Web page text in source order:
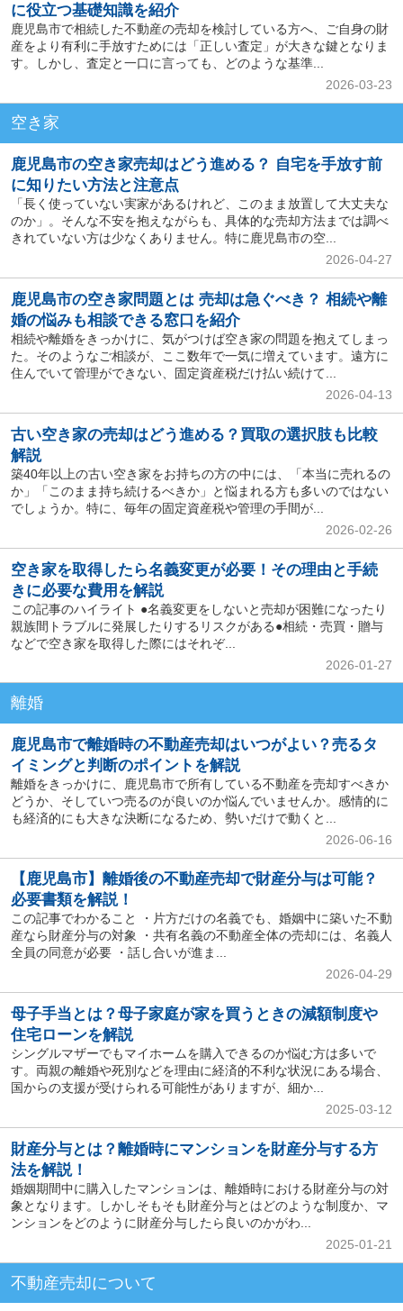
に役立つ基礎知識を紹介
鹿児島市で相続した不動産の売却を検討している方へ、ご自身の財
産をより有利に手放すためには「正しい査定」が大きな鍵となりま
す。しかし、査定と一口に言っても、どのような基準...
2026-03-23
空き家
鹿児島市の空き家売却はどう進める？ 自宅を手放す前
に知りたい方法と注意点
「長く使っていない実家があるけれど、このまま放置して大丈夫な
のか」。そんな不安を抱えながらも、具体的な売却方法までは調べ
きれていない方は少なくありません。特に鹿児島市の空...
2026-04-27
鹿児島市の空き家問題とは 売却は急ぐべき？ 相続や離
婚の悩みも相談できる窓口を紹介
相続や離婚をきっかけに、気がつけば空き家の問題を抱えてしまっ
た。そのようなご相談が、ここ数年で一気に増えています。遠方に
住んでいて管理ができない、固定資産税だけ払い続けて...
2026-04-13
古い空き家の売却はどう進める？買取の選択肢も比較
解説
築40年以上の古い空き家をお持ちの方の中には、「本当に売れるの
か」「このまま持ち続けるべきか」と悩まれる方も多いのではない
でしょうか。特に、毎年の固定資産税や管理の手間が...
2026-02-26
空き家を取得したら名義変更が必要！その理由と手続
きに必要な費用を解説
この記事のハイライト ●名義変更をしないと売却が困難になったり
親族間トラブルに発展したりするリスクがある●相続・売買・贈与
などで空き家を取得した際にはそれぞ...
2026-01-27
離婚
鹿児島市で離婚時の不動産売却はいつがよい？売るタ
イミングと判断のポイントを解説
離婚をきっかけに、鹿児島市で所有している不動産を売却すべきか
どうか、そしていつ売るのが良いのか悩んでいませんか。感情的に
も経済的にも大きな決断になるため、勢いだけで動くと...
2026-06-16
【鹿児島市】離婚後の不動産売却で財産分与は可能？
必要書類を解説！
この記事でわかること ・片方だけの名義でも、婚姻中に築いた不動
産なら財産分与の対象 ・共有名義の不動産全体の売却には、名義人
全員の同意が必要 ・話し合いが進ま...
2026-04-29
母子手当とは？母子家庭が家を買うときの減額制度や
住宅ローンを解説
シングルマザーでもマイホームを購入できるのか悩む方は多いで
す。両親の離婚や死別などを理由に経済的不利な状況にある場合、
国からの支援が受けられる可能性がありますが、細か...
2025-03-12
財産分与とは？離婚時にマンションを財産分与する方
法を解説！
婚姻期間中に購入したマンションは、離婚時における財産分与の対
象となります。しかしそもそも財産分与とはどのような制度か、マ
ンションをどのように財産分与したら良いのかがわ...
2025-01-21
不動産売却について